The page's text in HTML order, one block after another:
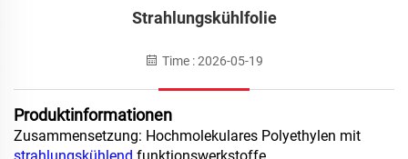
Strahlungskühlfolie
Time : 2026-05-19
Produktinformationen
Zusammensetzung: Hochmolekulares Polyethylen mit
strahlungskühlend funktionswerkstoffe